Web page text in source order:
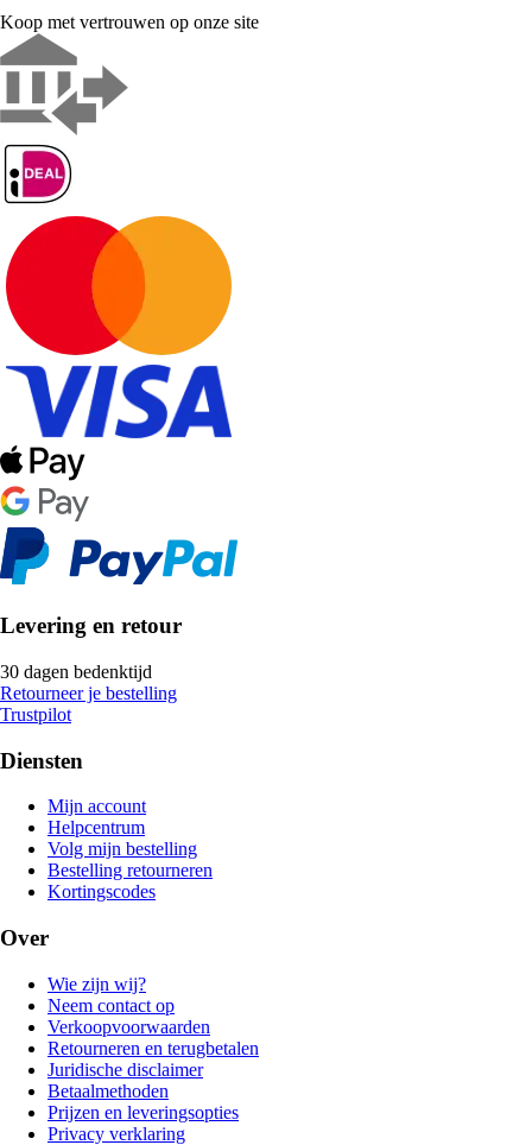
Koop met vertrouwen op onze site
Levering en retour
30 dagen bedenktijd
Retourneer je bestelling
Trustpilot
Diensten
Mijn account
Helpcentrum
Volg mijn bestelling
Bestelling retourneren
Kortingscodes
Over
Wie zijn wij?
Neem contact op
Verkoopvoorwaarden
Retourneren en terugbetalen
Juridische disclaimer
Betaalmethoden
Prijzen en leveringsopties
Privacy verklaring